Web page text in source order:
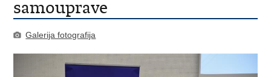
samouprave
Galerija fotografija